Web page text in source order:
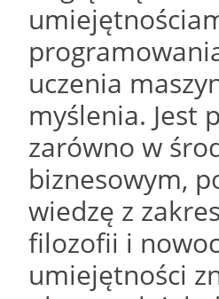
uczenia
myślenia. Jest
zarówno w
biznesowym,
wiedzę z
filozofii i
umiejętności